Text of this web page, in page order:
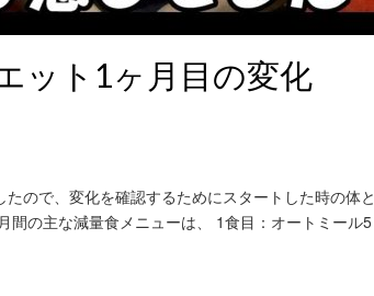
ット1ヶ月目の変化
ので、変化を確認するためにスタートした時の体と
の主な減量食メニューは、 1食目：オートミール5